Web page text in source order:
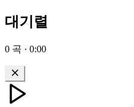
대기렬
0 곡 · 0:00